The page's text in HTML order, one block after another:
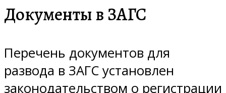
Документы в ЗАГС
Перечень документов для
развода в ЗАГС установлен
законодательством о регистрации